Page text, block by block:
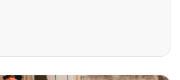
diesen einen kleinen
hast? In diesem Artikel
an, wann aus vernünftiger Vorsorge
die Lebensqualität wird.